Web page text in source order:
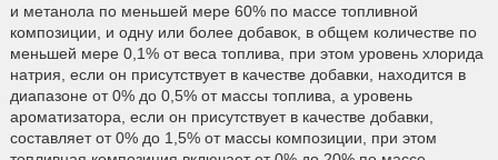
и метанола по меньшей мере 60% по массе топливной
композиции, и одну или более добавок, в общем количестве по
меньшей мере 0,1% от веса топлива, при этом уровень хлорида
натрия, если он присутствует в качестве добавки, находится в
диапазоне от 0% до 0,5% от массы топлива, а уровень
ароматизатора, если он присутствует в качестве добавки,
составляет от 0% до 1,5% от массы композиции, при этом